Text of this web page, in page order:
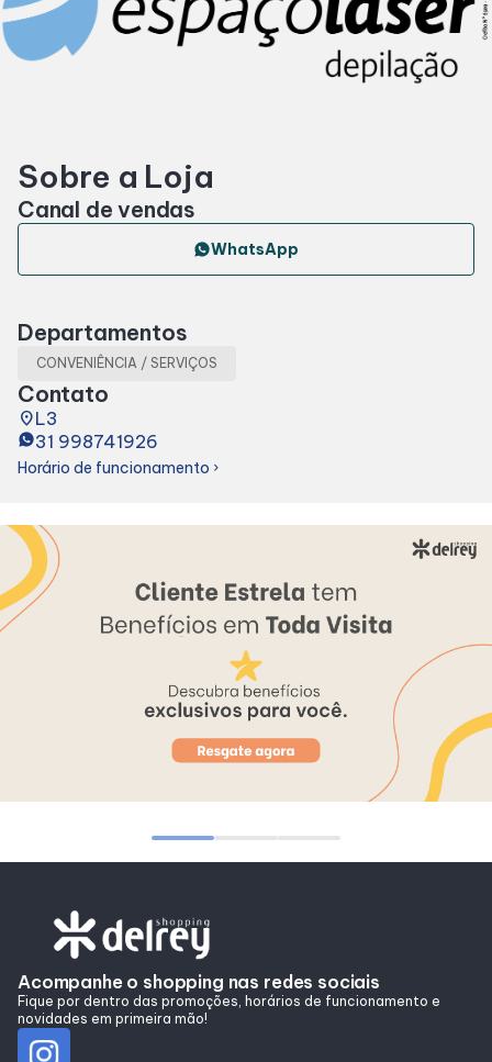
Cinema
Lojas e Restaurantes
Lojas
Programa de benefícios
Sobre a Loja
Canal de vendas
WhatsApp
Departamentos
CONVENIÊNCIA / SERVIÇOS
Contato
placeL3
31 998741926
Horário de funcionamento chevron_right
Acompanhe o shopping nas redes sociais
Fique por dentro das promoções, horários de funcionamento e
novidades em primeira mão!